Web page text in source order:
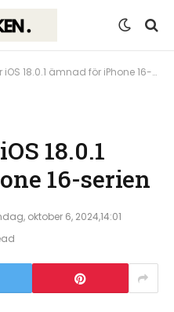
18.0.1 ämnad för iPhone 16-serien
18.0.1
16-serien
oktober 6, 2024,14:01